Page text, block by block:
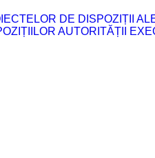
DE DISPOZIȚII
AUTORITĂȚII